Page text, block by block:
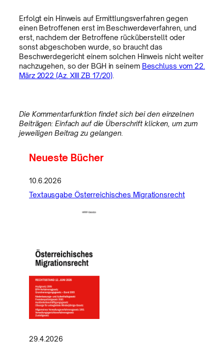
Erfolgt ein Hinweis auf Ermittlungsverfahren gegen
einen Betroffenen erst im Beschwerdeverfahren, und
erst, nachdem der Betroffene rücküberstellt oder
sonst abgeschoben wurde, so braucht das
Beschwerdegericht einem solchen Hinweis nicht weiter
nachzugehen, so der BGH in seinem Beschluss vom 22.
März 2022 (Az. XIII ZB 17/20)
Die Kommentarfunktion findet sich bei den einzelnen
Beiträgen: Einfach auf die Überschrift klicken, um zum
jeweiligen Beitrag zu gelangen.
Neueste Bücher
10.6.2026
Textausgabe Österreichisches Migrationsrecht
29.4.2026